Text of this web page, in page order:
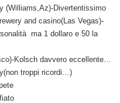
(Williams,Az)-Divertentissimo
and casino(Las Vegas)-
ma 1 dollaro e 50 la
Kolsch davvero eccellente…
troppi ricordi…)